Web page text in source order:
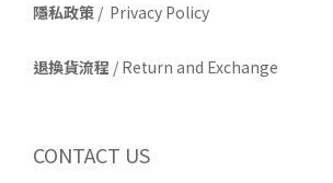
隱私政策 / Privacy Policy
退換貨流程 / Return and Exchange
CONTACT US